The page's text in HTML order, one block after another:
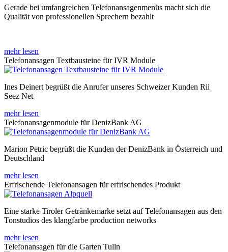
Gerade bei umfangreichen Telefonansagenmenüs macht sich die
Qualität von professionellen Sprechern bezahlt
mehr lesen
Telefonansagen Textbausteine für IVR Module
Ines Deinert begrüßt die Anrufer unseres Schweizer Kunden Rii
Seez Net
mehr lesen
Telefonansagenmodule für DenizBank AG
Marion Petric begrüßt die Kunden der DenizBank in Österreich und
Deutschland
mehr lesen
Erfrischende Telefonansagen für erfrischendes Produkt
Eine starke Tiroler Getränkemarke setzt auf Telefonansagen aus den
Tonstudios des klangfarbe production networks
mehr lesen
Telefonansagen für die Garten Tulln